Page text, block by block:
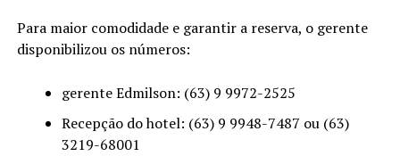
Para maior comodidade e garantir a reserva, o gerente
disponibilizou os números:
gerente Edmilson: (63) 9 9972-2525
Recepção do hotel: (63) 9 9948-7487 ou (63)
3219-68001